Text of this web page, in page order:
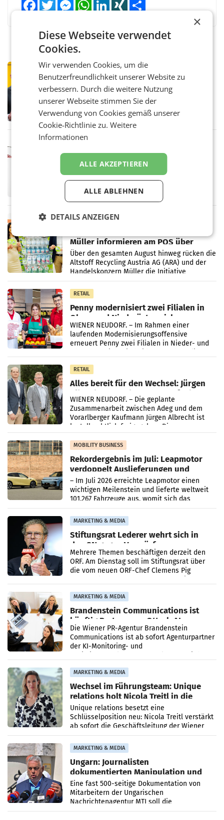
PRIMENEWS
Österreichische Post: Umsatzplus im
ersten Halbjahr trotz schwachem
Briefgeschäft
WIEN Die Österreichische Post AG hat im
ersten Halbjahr 2026 einen Konzernumsatz
von 1.544,0 Mio. EUR erwirtschaftet, was
einem Plus von 3,8 Prozent gegenüber dem
Vergleichszeitraum
MARKETING & MEDIA
ProSiebenSat.1 spart und macht
überraschend viel Gewinn
UNTERFÖHRING/MAILAND/AMSTERDAM. Der
Fernsehkonzern ProSiebenSat.1 hat im
Frühjahr dank Kostensenkungen operativ
wieder Gewinn gemacht und die
RETAIL
Müller informieren am POS über
Kreislauffähigkeit
Über den gesamten August hinweg rücken die
Altstoff Recycling Austria AG (ARA) und der
Handelskonzern Müller die Initiative
„Kreislauf-Helden“ in allen österreichischen
Müller-Filialen
RETAIL
Penny modernisiert zwei Filialen in
Ober- und Niederösterreich
WIENER NEUDORF. – Im Rahmen einer
laufenden Modernisierungsoffensive
erneuert Penny zwei Filialen in Nieder- und
RETAIL
Alles bereit für den Wechsel: Jürgen
Albrecht setzt ab 1.1.2027 auf Adeg
WIENER NEUDORF. – Die geplante
Zusammenarbeit zwischen Adeg und dem
Vorarlberger Kaufmann Jürgen Albrecht ist
kartellrechtlich freigegeben: Die
Bundeswettbewerbsbehörde und der
Bundeskartellanwalt
MOBILITY BUSINESS
Rekordergebnis im Juli: Leapmotor
verdoppelt Auslieferungen und
überschreitet die 100.000er-Marke
– Im Juli 2026 erreichte Leapmotor einen
wichtigen Meilenstein und lieferte weltweit
101.267 Fahrzeuge aus, womit sich das
Ergebnis gegenüber Juli 2025 mehr als
verdoppelte (+102
MARKETING & MEDIA
Stiftungsrat Lederer wehrt sich in
den SN gegen Vorwürfe
Mehrere Themen beschäftigen derzeit den
ORF. Am Dienstag soll im Stiftungsrat über
die vom neuen ORF-Chef Clemens Pig
MARKETING & MEDIA
Brandenstein Communications ist
künftig Partner von OtterlyAI
Die Wiener PR-Agentur Brandenstein
Communications ist ab sofort Agenturpartner
der KI-Monitoring- und
MARKETING & MEDIA
Wechsel im Führungsteam: Unique
relations holt Nicola Treitl in die
Geschäftsleitung
Unique relations besetzt eine
Schlüsselposition neu: Nicola Treitl verstärkt
ab sofort die Geschäftsleitung der Wiener
PR-Agentur an der Seite von Josef Kalina und
Anna Kalina-Mahr.
MARKETING & MEDIA
Ungarn: Journalisten
dokumentierten Manipulation und
Zensur
Eine fast 500-seitige Dokumentation von
Mitarbeitern der Ungarischen
Nachrichtenagentur MTI soll die
systematische Nachrichten-Manipulation und
×
Diese Webseite verwendet
Cookies.
Wir verwenden Cookies, um die
Benutzerfreundlichkeit unserer Website zu
verbessern. Durch die weitere Nutzung
unserer Webseite stimmen Sie der
Verwendung von Cookies gemäß unserer
Cookie-Richtlinie zu.Weitere
Informationen
ALLE AKZEPTIEREN
ALLE ABLEHNEN
DETAILS ANZEIGEN